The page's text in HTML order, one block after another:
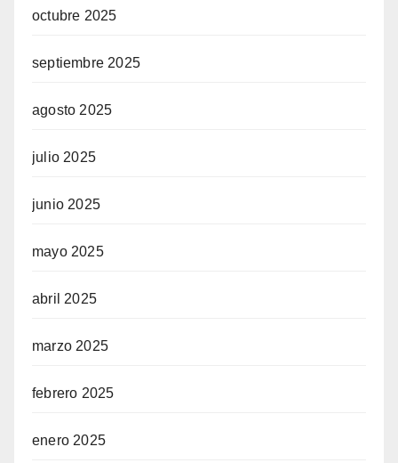
octubre 2025
septiembre 2025
agosto 2025
julio 2025
junio 2025
mayo 2025
abril 2025
marzo 2025
febrero 2025
enero 2025